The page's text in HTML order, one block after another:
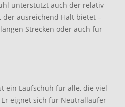
unterstützt auch der relativ
ausreichend Halt bietet –
Strecken oder auch für
ein Laufschuh für alle, die viel
eignet sich für Neutralläufer